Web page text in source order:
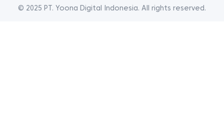
© 2025 PT. Yoona Digital Indonesia. All rights reserved.